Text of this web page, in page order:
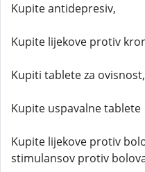
Kupite antidepresiv,
Kupite lijekove protiv
Kupiti tablete za ovisnost,
Kupite uspavalne tablete
Kupite lijekove protiv
stimulansov protiv